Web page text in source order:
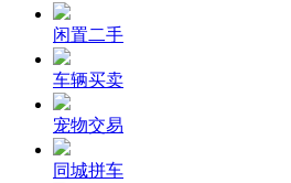
闲置二手
车辆买卖
宠物交易
同城拼车